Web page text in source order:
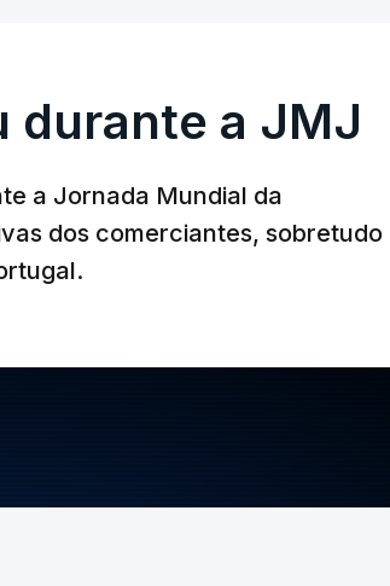
durante a JMJ
a Jornada Mundial da
dos comerciantes, sobretudo